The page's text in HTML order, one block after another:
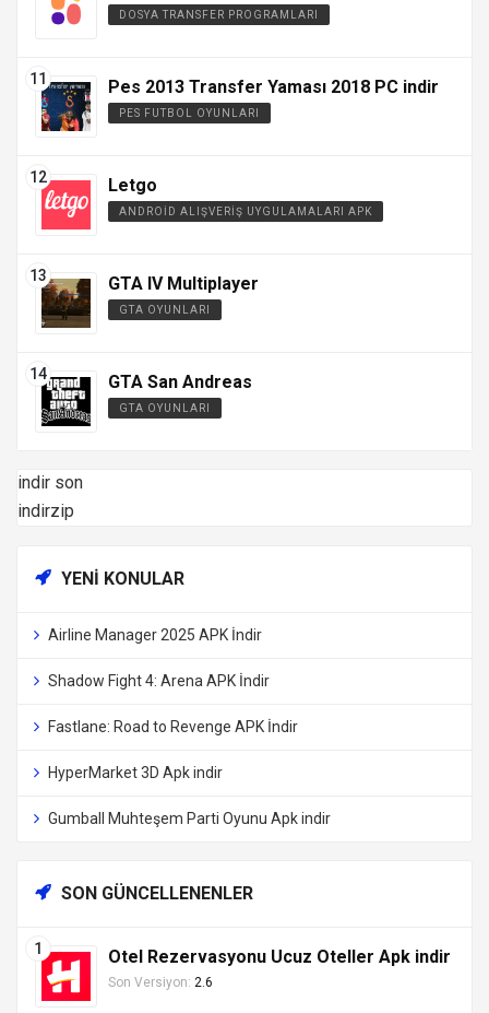
DOSYA TRANSFER PROGRAMLARI
Pes 2013 Transfer Yaması 2018 PC indir
PES FUTBOL OYUNLARI
Letgo
ANDROID ALIŞVERIŞ UYGULAMALARI APK
GTA IV Multiplayer
GTA OYUNLARI
GTA San Andreas
GTA OYUNLARI
indir son
indirzip
YENI KONULAR
Airline Manager 2025 APK İndir
Shadow Fight 4: Arena APK İndir
Fastlane: Road to Revenge APK İndir
HyperMarket 3D Apk indir
Gumball Muhteşem Parti Oyunu Apk indir
SON GÜNCELLENENLER
Otel Rezervasyonu Ucuz Oteller Apk indir
Son Versiyon: 2.6